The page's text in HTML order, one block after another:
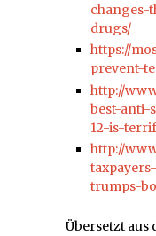
drugs/
https://
prevent-
http://
best-anti-
12-is-
http://
trumps-
Übersetzt aus